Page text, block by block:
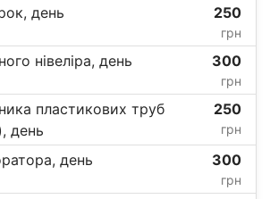
день 250
грн
нівеліра, день 300
грн
пластикових труб
день
250
грн
день 300
грн